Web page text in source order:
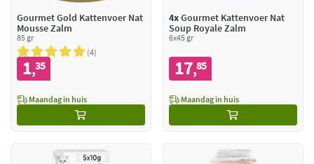
Gourmet Gold Kattenvoer Nat
Mousse Zalm
85 gr
4
1,35
Maandag in huis
4xGourmet Kattenvoer Nat
Soup Royale Zalm
6x45 gr
17,85
Maandag in huis